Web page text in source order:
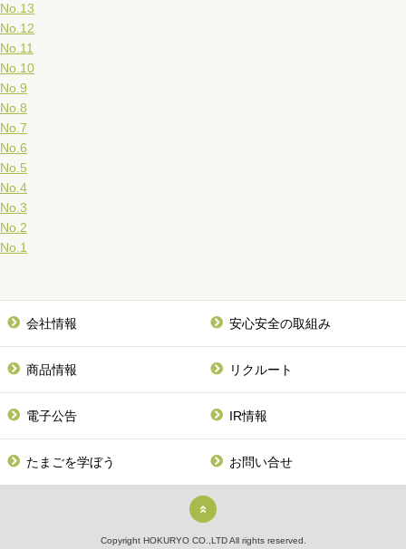
No.13
No.12
No.11
No.10
No.9
No.8
No.7
No.6
No.5
No.4
No.3
No.2
No.1
会社情報 安心安全の取組み
商品情報 リクルート
電子公告 IR情報
たまごを学ぼう お問い合せ
Copyright HOKURYO CO.,LTD All rights reserved.